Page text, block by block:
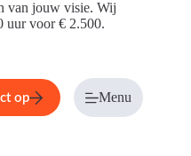
van jouw visie. Wij
uur voor € 2.500.
Service Over ons
op Menu